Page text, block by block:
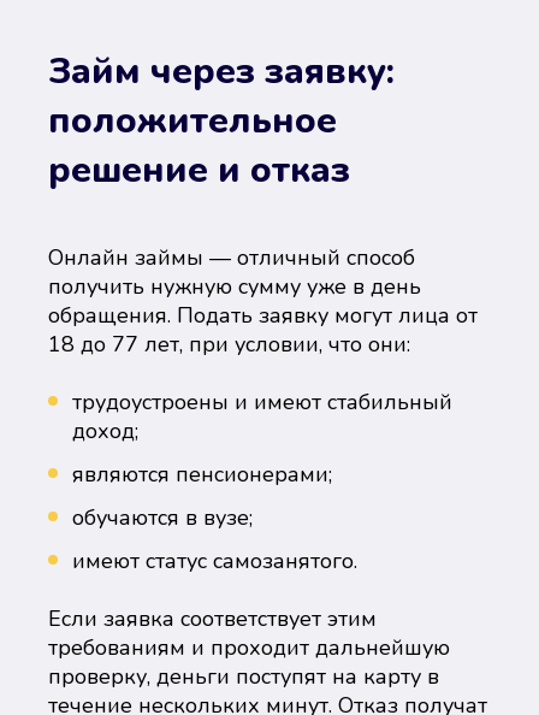
Займ через заявку:
положительное
решение и отказ
Онлайн займы — отличный способ
получить нужную сумму уже в день
обращения. Подать заявку могут лица от
18 до 77 лет, при условии, что они:
трудоустроены и имеют стабильный
доход;
являются пенсионерами;
обучаются в вузе;
имеют статус самозанятого.
Если заявка соответствует этим
требованиям и проходит дальнейшую
проверку, деньги поступят на карту в
течение нескольких минут. Отказ получат